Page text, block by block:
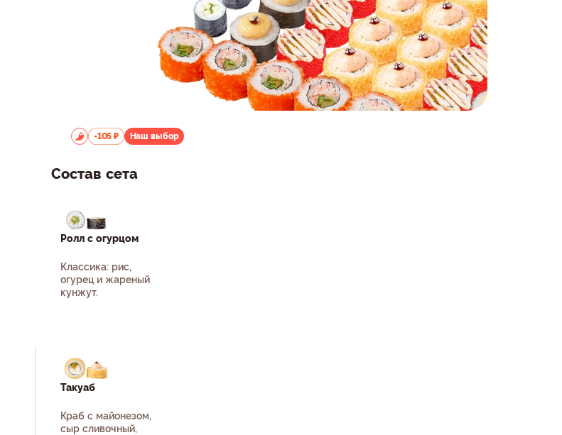
-105 ₽ Наш выбор
Состав сета
Ролл с огурцом
Классика: рис,
огурец и жареный
кунжут.
Такуаб
Краб с майонезом,
сыр сливочный,